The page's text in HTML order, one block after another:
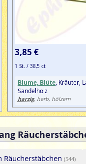
3,85 €
1 St. / 38,5 ct
Blume, Blüte, Kräuter,
Sandelholz
harzig, herb, hölzern
Räucherstäbchen (544)